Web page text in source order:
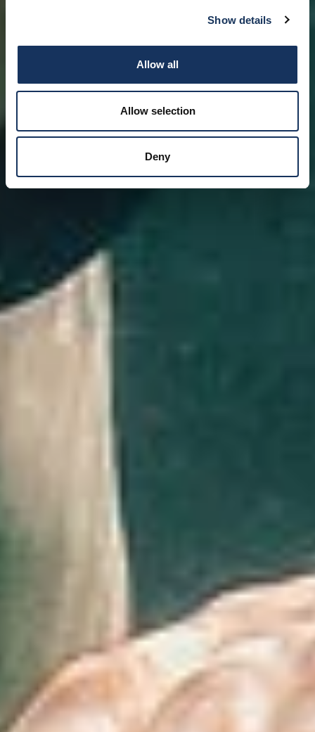
Show details
Allow all
Allow selection
Deny